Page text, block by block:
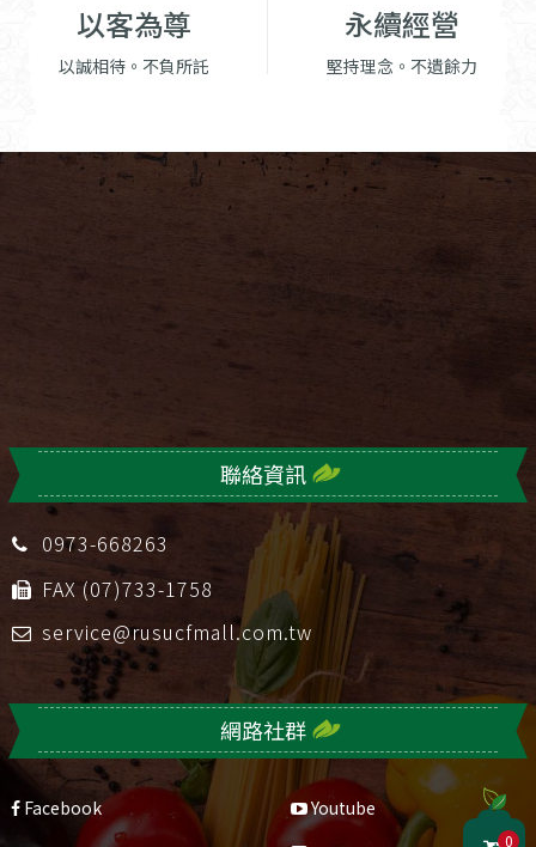
以客為尊
以誠相待。不負所託
永續經營
堅持理念。不遺餘力
聯絡資訊
0973-668263
FAX (07)733-1758
service@rusucfmall.com.tw
網路社群
Facebook
Youtube
0